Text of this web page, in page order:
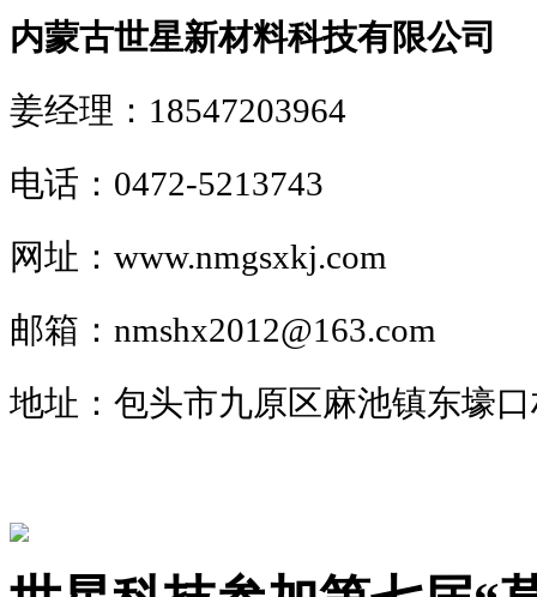
内蒙古世星新材料科技有限公司
姜经理：18547203964
电话：0472-5213743
网址：www.nmgsxkj.com
邮箱：nmshx2012@163.com
地址：包头市九原区麻池镇东壕